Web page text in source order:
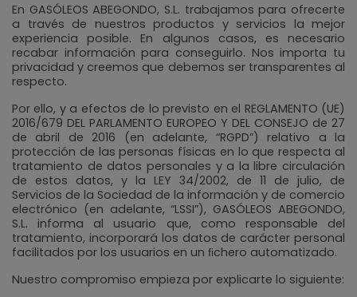
En GASÓLEOS ABEGONDO, S.L. trabajamos para ofrecerte
a través de nuestros productos y servicios la mejor
experiencia posible. En algunos casos, es necesario
recabar información para conseguirlo. Nos importa tu
privacidad y creemos que debemos ser transparentes al
respecto.
Por ello, y a efectos de lo previsto en el REGLAMENTO (UE)
2016/679 DEL PARLAMENTO EUROPEO Y DEL CONSEJO de 27
de abril de 2016 (en adelante, “RGPD”) relativo a la
protección de las personas físicas en lo que respecta al
tratamiento de datos personales y a la libre circulación
de estos datos, y la LEY 34/2002, de 11 de julio, de
Servicios de la Sociedad de la información y de comercio
electrónico (en adelante, “LSSI”), GASÓLEOS ABEGONDO,
S.L. informa al usuario que, como responsable del
tratamiento, incorporará los datos de carácter personal
facilitados por los usuarios en un ﬁchero automatizado.
Nuestro compromiso empieza por explicarte lo siguiente: